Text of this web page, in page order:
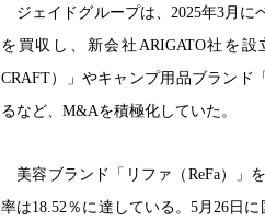
ジェイドグループは、2025年3月に
を買収し、新会社ARIGATO社を
CRAFT）」やキャンプ用品ブランド
るなど、M&Aを積極化していた。
美容ブランド「リファ（ReFa）」
率は18.52％に達している。5月26日